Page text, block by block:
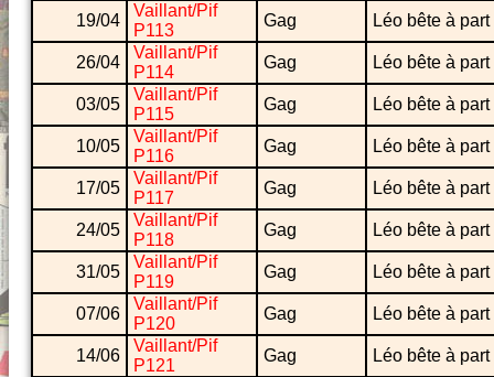
19/04
Vaillant/Pif
P113
Gag Léo bête à part
26/04
Vaillant/Pif
P114
Gag Léo bête à part
03/05
Vaillant/Pif
P115
Gag Léo bête à part
10/05
Vaillant/Pif
P116
Gag Léo bête à part
17/05
Vaillant/Pif
P117
Gag Léo bête à part
24/05
Vaillant/Pif
P118
Gag Léo bête à part
31/05
Vaillant/Pif
P119
Gag Léo bête à part
07/06
Vaillant/Pif
P120
Gag Léo bête à part
14/06
Vaillant/Pif
P121
Gag Léo bête à part